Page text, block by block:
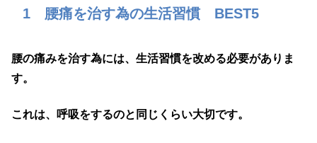
1 腰痛を治す為の生活習慣 BEST5
腰の痛みを治す為には、生活習慣を改める必要がありま
す。
これは、呼吸をするのと同じくらい大切です。